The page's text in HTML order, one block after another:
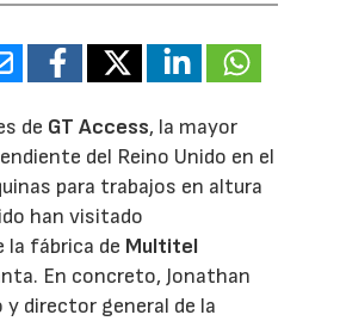
de GT Access, la mayor
del Reino Unido en el
para trabajos en altura
han visitado
fábrica de Multitel
En concreto, Jonathan
y director general de la